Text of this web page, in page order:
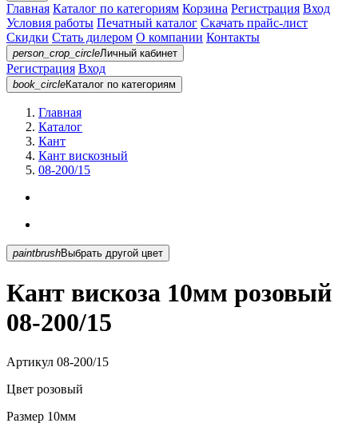
Главная Каталог по категориям Корзина Регистрация Вход
Условия работы Печатный каталог Скачать прайс-лист
Скидки Стать дилером О компании Контакты
person_crop_circleЛичный кабинет
Регистрация Вход
book_circleКаталог по категориям
Главная
Каталог
Кант
Кант вискозный
08-200/15
paintbrush Выбрать другой цвет
Кант вискоза 10мм розовый
08-200/15
Артикул 08-200/15
Цвет розовый
Размер 10мм